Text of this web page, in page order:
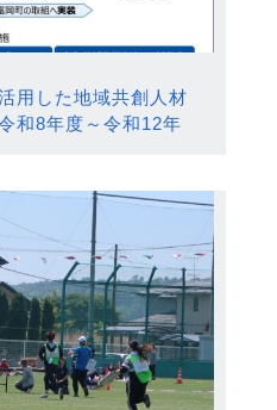
用した地域共創人材
和8年度～令和12年